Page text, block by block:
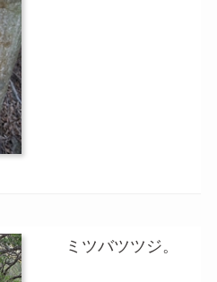
ミツバツツジ。